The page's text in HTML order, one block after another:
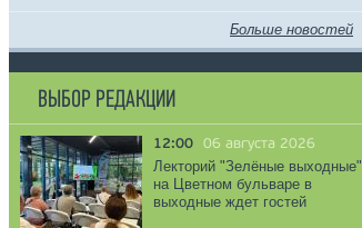
Больше новостей
ВЫБОР РЕДАКЦИИ
12:00 06 августа 2026
Лекторий "Зелёные выходные"
на Цветном бульваре в
выходные ждет гостей